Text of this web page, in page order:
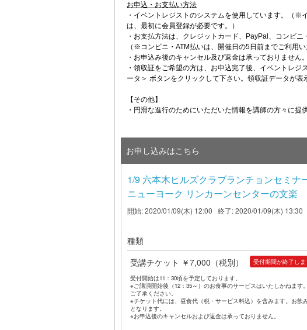
お申込・お支払い方法
・イベントレジストのシステムを使用しています。（※
は、最初に会員登録が必要です。）
・お支払方法は、クレジットカード、PayPal、コンビニ
（※コンビニ・ATM払いは、開催日の5日前までご利用い
・お申込み後のキャンセル及び返金は承っておりません。
・領収証をご希望の方は、お申込完了後、イベントレ
ータ＞ ボタンをクリックして下さい。領収証データが表
【その他】
・円滑な進行のためにいただいた情報を講師の方々に提